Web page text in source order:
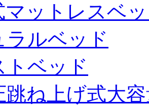
マットレスベ
ラルベッド
トベッド
跳ね上げ式大